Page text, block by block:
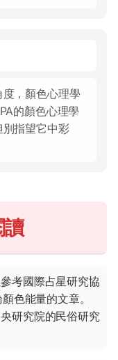
，顏色心理學
的顏色心理學
指望它中彩
讀
考國際占星研究協
色能量的文章。
研究院的民俗研究